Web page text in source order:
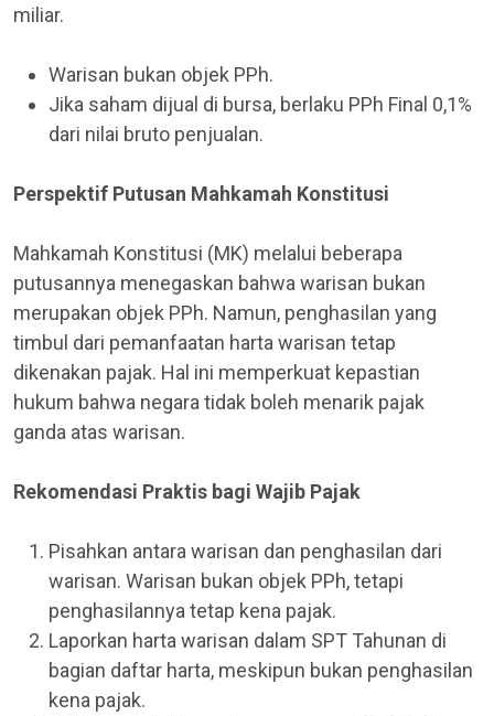
miliar.
Warisan bukan objek PPh.
Jika saham dijual di bursa, berlaku PPh Final 0,1%
dari nilai bruto penjualan.
Perspektif Putusan Mahkamah Konstitusi
Mahkamah Konstitusi (MK) melalui beberapa
putusannya menegaskan bahwa warisan bukan
merupakan objek PPh. Namun, penghasilan yang
timbul dari pemanfaatan harta warisan tetap
dikenakan pajak. Hal ini memperkuat kepastian
hukum bahwa negara tidak boleh menarik pajak
ganda atas warisan.
Rekomendasi Praktis bagi Wajib Pajak
Pisahkan antara warisan dan penghasilan dari
warisan. Warisan bukan objek PPh, tetapi
penghasilannya tetap kena pajak.
Laporkan harta warisan dalam SPT Tahunan di
bagian daftar harta, meskipun bukan penghasilan
kena pajak.